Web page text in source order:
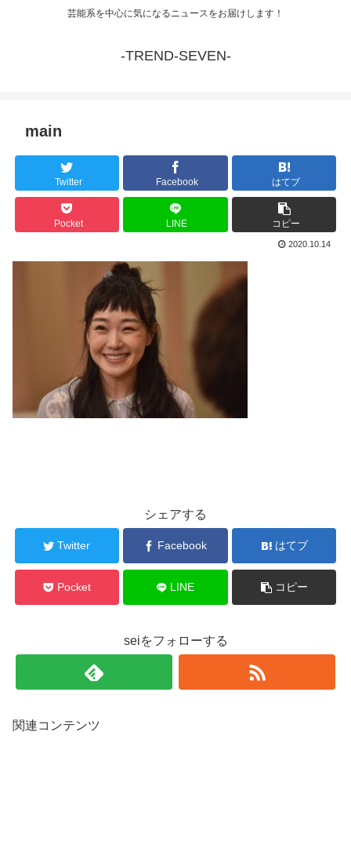
芸能系を中心に気になるニュースをお届けします！
-TREND-SEVEN-
main
Twitter Facebook はてブ
Pocket LINE コピー
2020.10.14
シェアする
Twitter Facebook はてブ
Pocket LINE コピー
seiをフォローする
関連コンテンツ